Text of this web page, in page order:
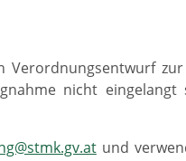
Verordnungsentwurf
nicht eingelangt
und